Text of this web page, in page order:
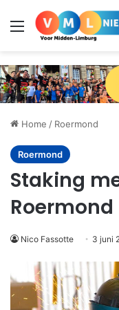
Menu
Home / Roermond
Roermond
Staking
Roermond
Nico Fassotte 3 juni